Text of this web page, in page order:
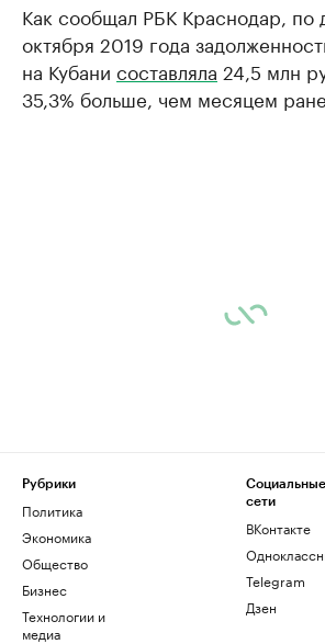
Как сообщал РБК Краснодар, по
октября 2019 года
на Кубани составляла 24,5 млн
35,3% больше, чем месяцем
Рубрики
Политика
Экономика
Общество
Бизнес
Технологии и
медиа
Социальные
сети
ВКонтакте
Telegram
Дзен